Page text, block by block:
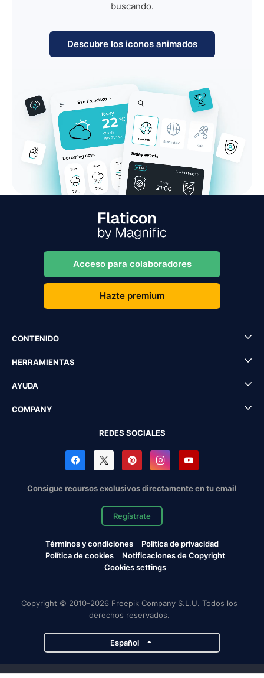
buscando.
Descubre los iconos animados
Acceso para colaboradores
Hazte premium
CONTENIDO
HERRAMIENTAS
AYUDA
COMPANY
REDES SOCIALES
Consigue recursos exclusivos directamente en tu email
Regístrate
Términos y condiciones
Política de privacidad
Política de cookies
Notificaciones de Copyright
Cookies settings
Copyright © 2010-2026 Freepik Company S.L.U. Todos los
derechos reservados.
Español